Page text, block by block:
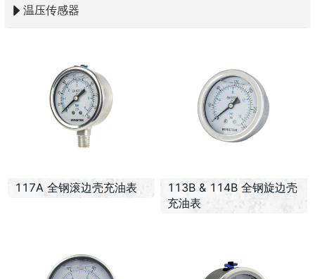
温压传感器
117A 全钢滚边壳充油表
113B & 114B 全钢旋边壳
充油表